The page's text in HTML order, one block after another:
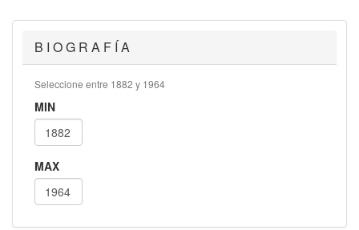
B I O G R A F Í A
Seleccione entre 1882 y 1964
MIN
MAX